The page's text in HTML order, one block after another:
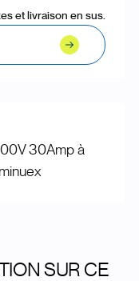
et livraison en sus.
30Amp à
SUR CE